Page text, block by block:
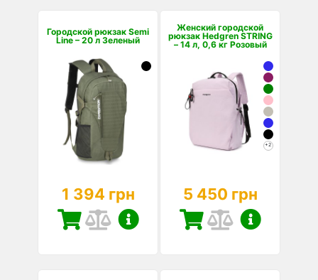
Городской рюкзак Semi
Line – 20 л Зеленый
1 394 грн
Женский городской
рюкзак Hedgren STRING
– 14 л, 0,6 кг Розовый
+2
5 450 грн